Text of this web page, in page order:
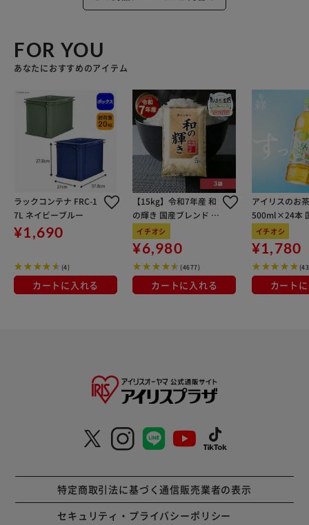
FOR YOU
あなたにおすすめのアイテム
ラックコンテナ FRC-1
7L ネイビーブルー
¥1,690
(4)
カートに入れる
【15kg】令和7年産 和
の輝き 国産ブレンド 5
kg×3袋
イチオシ
¥6,980
(4677)
カートに入れる
アイリスのお
500ml×24本
100％使用
イチオシ
¥1,780
カート
特定商取引法に基づく通信販売業者の表示
セキュリティ・プライバシーポリシー